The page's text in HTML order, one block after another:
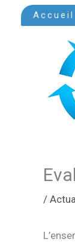
Accueil
/